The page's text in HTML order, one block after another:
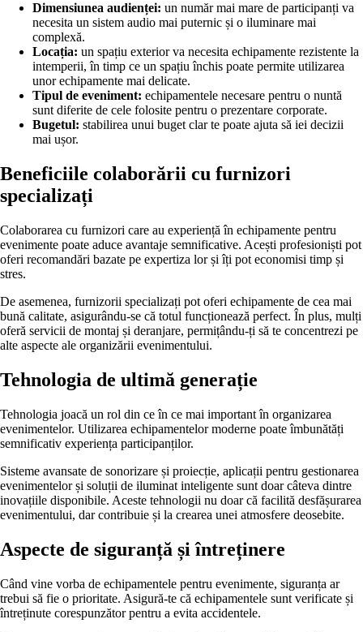
Dimensiunea audienței: un număr mai mare de participanți va
necesita un sistem audio mai puternic și o iluminare mai
complexă.
Locația: un spațiu exterior va necesita echipamente rezistente la
intemperii, în timp ce un spațiu închis poate permite utilizarea
unor echipamente mai delicate.
Tipul de eveniment: echipamentele necesare pentru o nuntă
sunt diferite de cele folosite pentru o prezentare corporate.
Bugetul: stabilirea unui buget clar te poate ajuta să iei decizii
mai ușor.
Beneficiile colaborării cu furnizori
specializați
Colaborarea cu furnizori care au experiență în echipamente pentru
evenimente poate aduce avantaje semnificative. Acești profesioniști pot
oferi recomandări bazate pe expertiza lor și îți pot economisi timp și
stres.
De asemenea, furnizorii specializați pot oferi echipamente de cea mai
bună calitate, asigurându-se că totul funcționează perfect. În plus, mulți
oferă servicii de montaj și deranjare, permițându-ți să te concentrezi pe
alte aspecte ale organizării evenimentului.
Tehnologia de ultimă generație
Tehnologia joacă un rol din ce în ce mai important în organizarea
evenimentelor. Utilizarea echipamentelor moderne poate îmbunătăți
semnificativ experiența participanților.
Sisteme avansate de sonorizare și proiecție, aplicații pentru gestionarea
evenimentelor și soluții de iluminat inteligente sunt doar câteva dintre
inovațiile disponibile. Aceste tehnologii nu doar că facilită desfășurarea
evenimentului, dar contribuie și la crearea unei atmosfere deosebite.
Aspecte de siguranță și întreținere
Când vine vorba de echipamentele pentru evenimente, siguranța ar
trebui să fie o prioritate. Asigură-te că echipamentele sunt verificate și
întreținute corespunzător pentru a evita accidentele.